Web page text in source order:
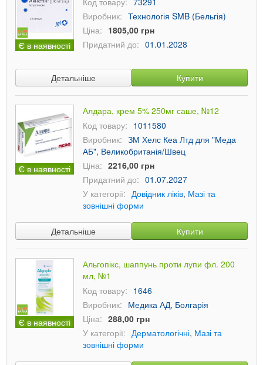
Є в наявності
Виробник: Технологія SMB (Бельгія)
Ціна: 1805,00 грн
Придатний до: 01.01.2028
Детальніше Купити
Є в наявності
Алдара, крем 5% 250мг саше, №12
Код товару: 1011580
Виробник: ЗМ Хелс Кеа Лтд для "Меда
АБ", Великобританія/Швец
Ціна: 2216,00 грн
Придатний до: 01.07.2027
У категорії: Довідник ліків, Мазі та
зовнішні форми
Детальніше Купити
Є в наявності
Альгопікс, шаппунь проти лупи фл. 200
мл, №1
Код товару: 1646
Виробник: Медика АД, Болгарія
Ціна: 288,00 грн
У категорії: Дерматологічні, Мазі та
зовнішні форми